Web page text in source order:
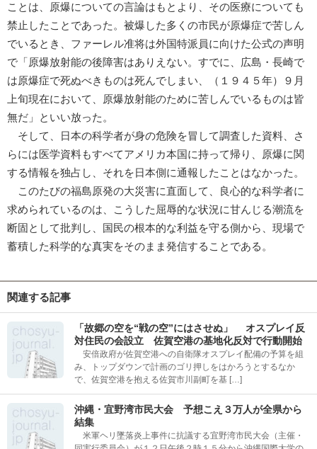
ことは、原爆についての言論はもとより、その医療についても
禁止したことであった。被爆した多くの市民が原爆症で苦しん
でいるとき、ファーレル准将は外国特派員に向けた公式の声明
で「原爆放射能の後障害はありえない。すでに、広島・長崎で
は原爆症で死ぬべきものは死んでしまい、（１９４５年）９月
上旬現在において、原爆放射能のために苦しんでいるものは皆
無だ」といい放った。
そして、日本の科学者が身の危険を冒して調査した資料、さ
らには医学資料もすべてアメリカ本国に持って帰り、原爆に関
する情報を独占し、それを日本側に通報したことはなかった。
このたびの福島原発の大災害に直面して、良心的な科学者に
求められているのは、こうした屈辱的な状況に甘んじる潮流を
断固として批判し、国民の根本的な利益を守る側から、現場で
蓄積した科学的な真実をそのまま発信することである。
関連する記事
「故郷の空を“戦の空”にはさせぬ」 オスプレイ反
対住民の会設立 佐賀空港の基地化反対で行動開始
安倍政府が佐賀空港への自衛隊オスプレイ配備の予算を組
み、トップダウンで計画のゴリ押しをはかろうとするなか
で、佐賀空港を抱える佐賀市川副町を基 […]
沖縄・宜野湾市民大会 予想こえ３万人が全県から
結集
米軍ヘリ墜落炎上事件に抗議する宜野湾市民大会（主催・